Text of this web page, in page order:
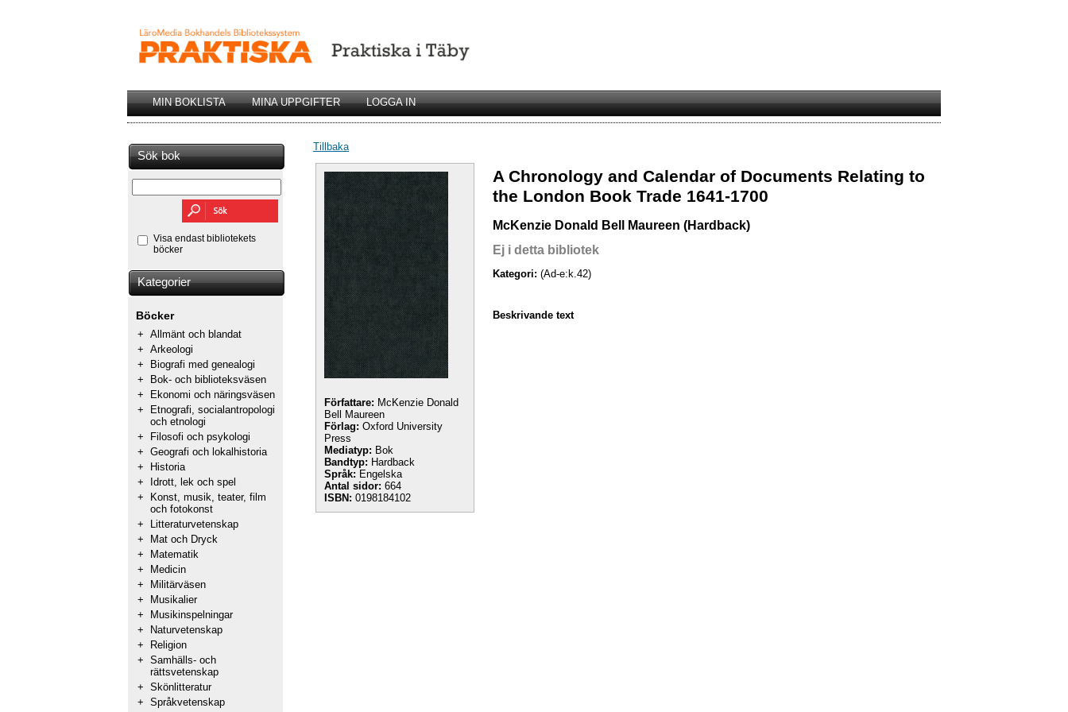
MIN BOKLISTA MINA UPPGIFTER LOGGA IN
Sök bok
Visa endast bibliotekets
böcker
Kategorier
Böcker
+ Allmänt och blandat
+ Arkeologi
+
Biografi med genealogi
+
Bok- och biblioteksväsen
+
Ekonomi och näringsväsen
+
Etnografi, socialantropologi
och etnologi
+
Filosofi och psykologi
+ Geografi och lokalhistoria
+
Historia
+
Idrott, lek och spel
+
Konst, musik, teater, film
och fotokonst
+
Litteraturvetenskap
+
Mat och Dryck
+
Matematik
+
Medicin
+
Militärväsen
+
Musikalier
+
Musikinspelningar
+
Naturvetenskap
+
Religion
+ Samhälls- och
rättsvetenskap
+ Skönlitteratur
+ Språkvetenskap
Tillbaka
Författare: McKenzie Donald
Bell Maureen
Förlag: Oxford University
Press
Mediatyp: Bok
Bandtyp: Hardback
Språk: Engelska
Antal sidor: 664
ISBN: 0198184102
A Chronology and Calendar of Documents Relating to
the London Book Trade 1641-1700
McKenzie Donald Bell Maureen (Hardback)
Ej i detta bibliotek
Kategori: (Ad-e:k.42)
Beskrivande text